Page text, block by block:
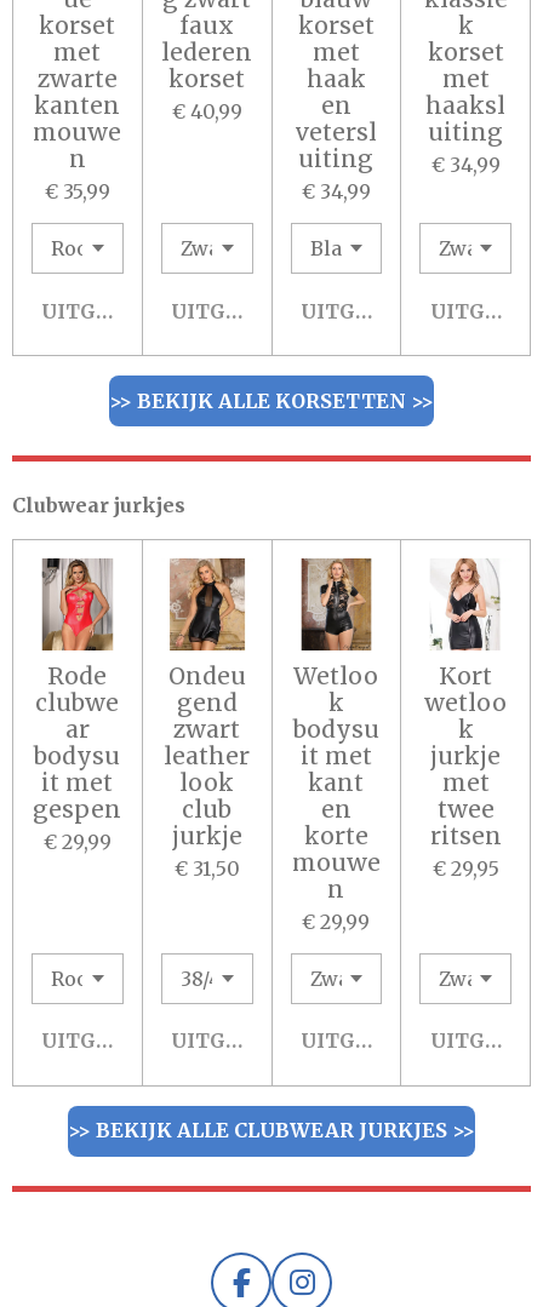
korset
met
zwarte
kanten
mouwe
n
€ 35,99
UITGESCHAKELD
faux
lederen
korset
€ 40,99
UITGESCHAKELD
korset
met
haak
en
vetersl
uiting
€ 34,99
UITGESCHAKELD
k
korset
met
haaksl
uiting
€ 34,99
>> BEKIJK ALLE KORSETTEN >>
Clubwear jurkjes
Rode
clubwe
ar
bodysu
it met
gespen
€ 29,99
UITGESCHAKELD
Ondeu
gend
zwart
leather
look
club
jurkje
€ 31,50
UITGESCHAKELD
Wetloo
k
bodysu
it met
kant
en
korte
mouwe
n
€ 29,99
UITGESCHAKELD
Kort
wetloo
k
jurkje
met
twee
ritsen
€ 29,95
>> BEKIJK ALLE CLUBWEAR JURKJES >>
F I